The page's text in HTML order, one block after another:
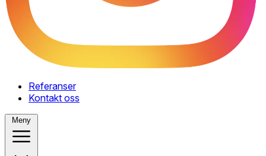
Referanser
Kontakt oss
Meny